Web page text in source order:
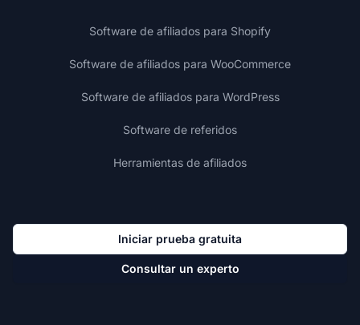
Software de afiliados para Shopify
Software de afiliados para WooCommerce
Software de afiliados para WordPress
Software de referidos
Herramientas de afiliados
Iniciar prueba gratuita
Consultar un experto